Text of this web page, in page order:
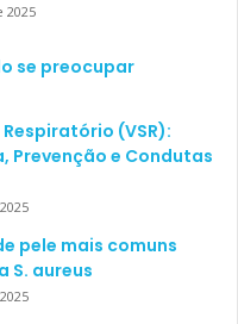
2025
se preocupar
(VSR):
Prevenção e Condutas
pele mais comuns
S. aureus